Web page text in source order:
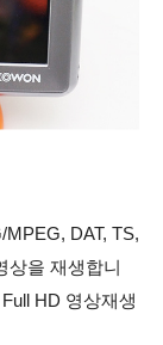
MPEG, DAT, TS,
상을 재생합니
HD 영상재생